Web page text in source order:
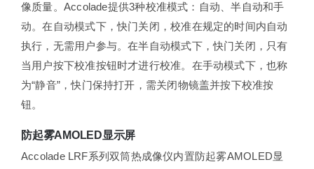
像质量。Accolade提供3种校准模式：自动、半自动和手
动。在自动模式下，快门关闭，校准在规定的时间内自动
执行，无需用户参与。在半自动模式下，快门关闭，只有
当用户按下校准按钮时才进行校准。在手动模式下，也称
为“静音”，快门保持打开，需关闭物镜盖并按下校准按
钮。
防起雾AMOLED显示屏
Accolade LRF系列双筒热成像仪内置防起雾AMOLED显